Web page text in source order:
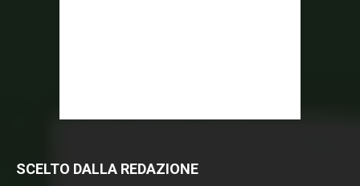
SCELTO DALLA REDAZIONE